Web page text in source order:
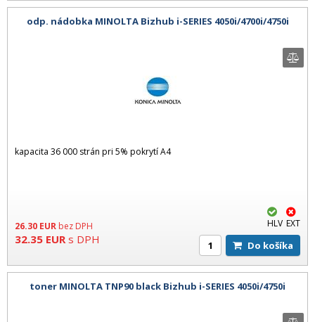
odp. nádobka MINOLTA Bizhub i-SERIES 4050i/4700i/4750i
kapacita 36 000 strán pri 5% pokrytí A4
26.30 EUR bez DPH
32.35 EUR s DPH
HLV EXT
Do košíka
toner MINOLTA TNP90 black Bizhub i-SERIES 4050i/4750i